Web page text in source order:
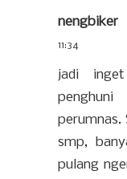
nengbiker
11:34
jadi
perumnas.
smp,
pulang